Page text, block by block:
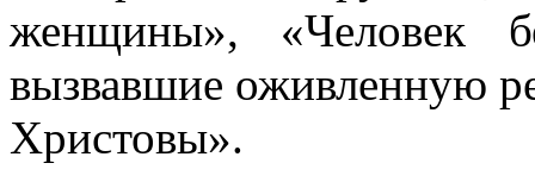
женщины», «Человек
вызвавшие оживленную
Христовы».